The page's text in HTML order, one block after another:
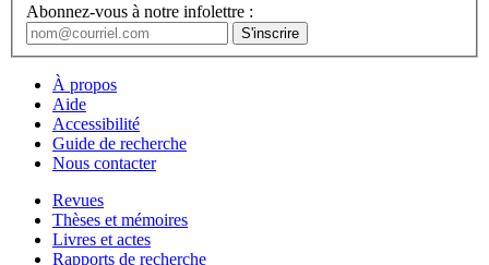
Abonnez-vous à notre infolettre :
À propos
Aide
Accessibilité
Guide de recherche
Nous contacter
Revues
Thèses et mémoires
Livres et actes
Rapports de recherche